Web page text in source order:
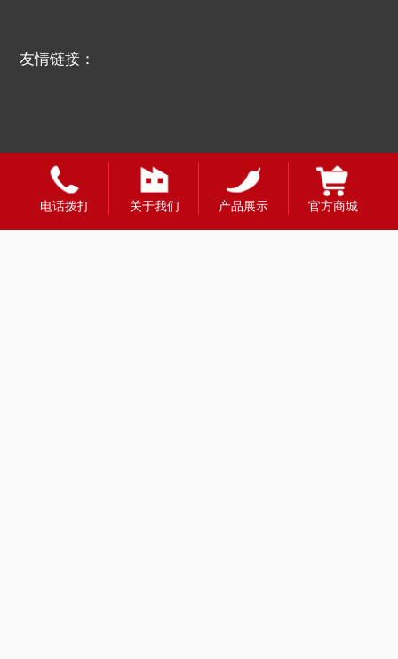
友情链接：
电话拨打 关于我们 产品展示 官方商城